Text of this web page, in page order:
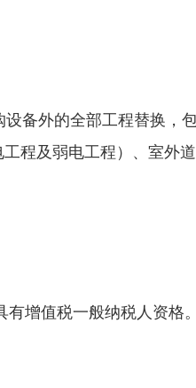
备外的全部工程替换，
程及弱电工程）、室外
增值税一般纳税人资格。